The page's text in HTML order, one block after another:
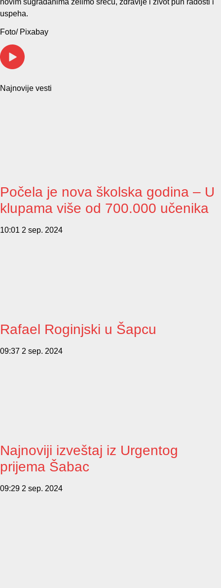
uspeha.
Foto/ Pixabay
Najnovije vesti
Počela je nova školska godina – U
klupama više od 700.000 učenika
10:01 2 sep. 2024
Rafael Roginjski u Šapcu
09:37 2 sep. 2024
Najnoviji izveštaj iz Urgentog
prijema Šabac
09:29 2 sep. 2024